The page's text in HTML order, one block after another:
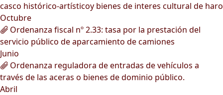
casco histórico-artísticoy bienes de interes cultural de haro
Octubre
Ordenanza fiscal nº 2.33: tasa por la prestación del
servicio público de aparcamiento de camiones
Junio
Ordenanza reguladora de entradas de vehículos a
través de las aceras o bienes de dominio público.
Abril